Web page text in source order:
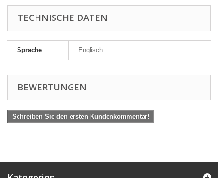
TECHNISCHE DATEN
Sprache Englisch
BEWERTUNGEN
Schreiben Sie den ersten Kundenkommentar!